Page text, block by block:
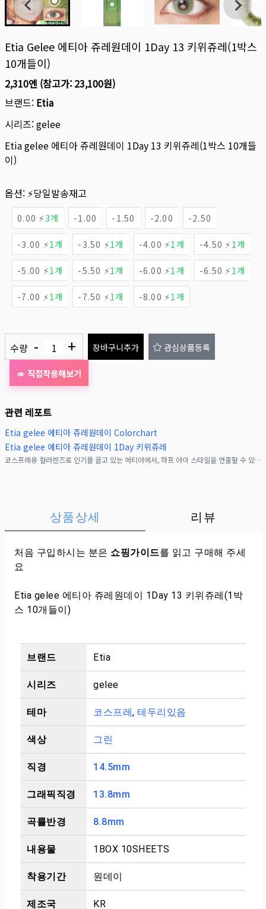
Etia Gelee 에티아 쥬레원데이 1Day 13 키위쥬레(1박스
10개들이)
2,310엔 (참고가: 23,100원)
브랜드: Etia
시리즈:gelee
Etia gelee 에티아 쥬레원데이 1Day 13 키위쥬레(1박스 10개들
이)
옵션: ⚡당일발송재고
0.00 ⚡ 3개 -1.00 -1.50 -2.00 -2.50
-3.00 ⚡1개 -3.50 ⚡1개 -4.00 ⚡1개 -4.50 ⚡ 1개
-5.00 ⚡1개 -5.50 ⚡1개 -6.00 ⚡1개 -6.50 ⚡ 1개
-7.00 ⚡1개 -7.50 ⚡1개 -8.00 ⚡1개
수량 - + 장바구니추가 관심상품등록
직접착용해보기
관련 레포트
Etia gelee 에티아 쥬레원데이 Colorchart
Etia gelee 에티아 쥬레원데이 1Day 키위쥬레
코스프레용 컬러렌즈로 인기를 끌고 있는 에티아에서, 하프 아이 스타일을 연출할 수 있는 고발색 시리즈 에티아 쥬레가 새롭게 등장! 새로운 감각의 코스프레 &times; 하프 아이로
상품상세 리뷰
처음 구입하시는 분은 쇼핑가이드를 읽고 구매해 주세
요
Etia gelee 에티아 쥬레원데이 1Day 13 키위쥬레(1박
스 10개들이)
브랜드 Etia
시리즈 gelee
테마 코스프레, 테두리있음
색상 그린
직경 14.5mm
그래픽직경 13.8mm
곡률반경 8.8mm
내용물 1BOX 10SHEETS
착용기간 원데이
제조국 KR